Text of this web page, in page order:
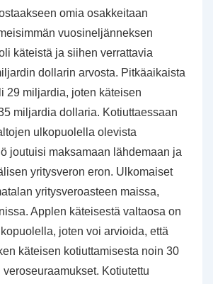
omia osakkeitaan
vuosineljänneksen
käteistä ja siihen verrattavia
dollarin arvosta. Pitkäaikaista
29 miljardia, joten käteisen
miljardia dollaria. Kotiuttaessaan
ulkopuolella olevista
joutuisi maksamaan lähdemaan ja
yritysveron eron. Ulkomaiset
yritysveroasteen maissa,
Applen käteisestä valtaosa on
joten voi arvioida, että
käteisen kotiuttamisesta noin 30
Kotiutettu